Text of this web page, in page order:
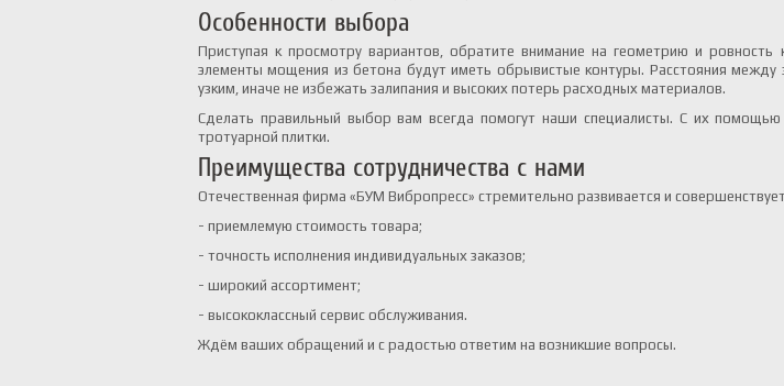
Особенности выбора
Приступая к просмотру вариантов, обратите внимание на геометрию и
элементы мощения из бетона будут иметь обрывистые контуры. Расстояния
узким, иначе не избежать залипания и высоких потерь расходных материалов.
Сделать правильный выбор вам всегда помогут наши специалисты. С их
тротуарной плитки.
Преимущества сотрудничества с нами
Отечественная фирма «БУМ Вибропресс» стремительно развивается и
- приемлемую стоимость товара;
- точность исполнения индивидуальных заказов;
- широкий ассортимент;
- высококлассный сервис обслуживания.
Ждём ваших обращений и с радостью ответим на возникшие вопросы.